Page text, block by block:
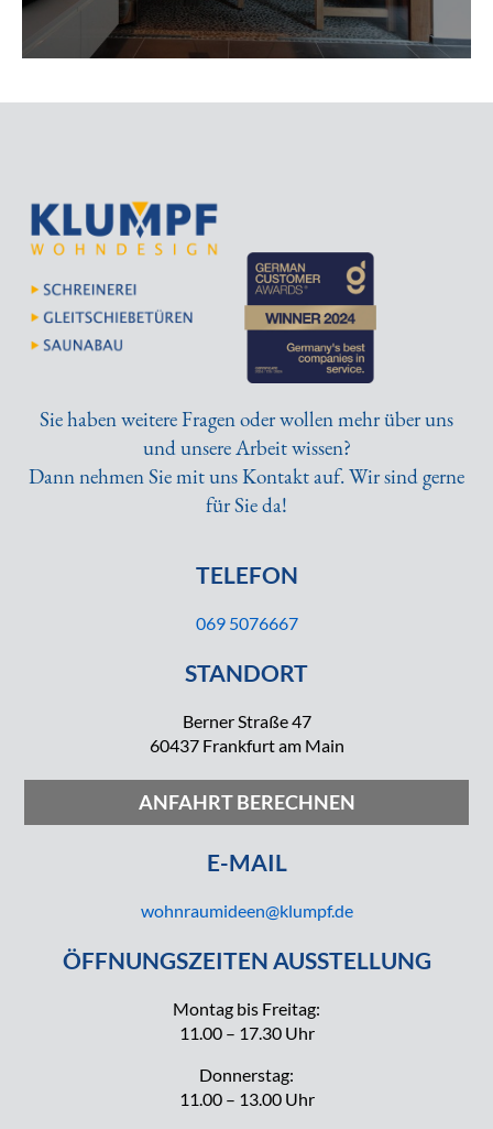
Sie haben weitere Fragen oder wollen mehr über uns
und unsere Arbeit wissen?
Dann nehmen Sie mit uns Kontakt auf. Wir sind gerne
für Sie da!
TELEFON
069 5076667
STANDORT
Berner Straße 47
60437 Frankfurt am Main
ANFAHRT BERECHNEN
E-MAIL
wohnraumideen@klumpf.de
ÖFFNUNGSZEITEN AUSSTELLUNG
Montag bis Freitag:
11.00 – 17.30 Uhr
Donnerstag:
11.00 – 13.00 Uhr